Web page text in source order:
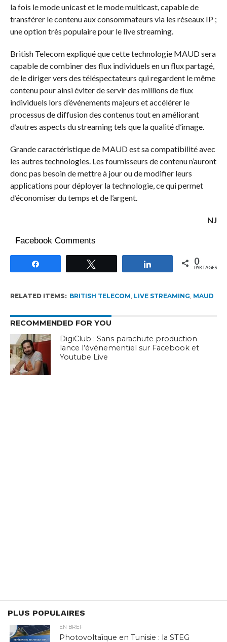
la fois le mode unicast et le mode multicast, capable de
transférer le contenu aux consommateurs via les réseaux IP ;
une option très populaire pour le live streaming.
British Telecom expliqué que cette technologie MAUD sera
capable de combiner des flux individuels en un flux partagé,
de le diriger vers des téléspectateurs qui regardent le même
contenu pour ainsi éviter de servir des millions de flux
individuels lors d’événements majeurs et accélérer le
processus de diffusion des contenus tout en améliorant
d’autres aspects du streaming tels que la qualité d’image.
Grande caractéristique de MAUD est sa compatibilité avec
les autres technologies. Les fournisseurs de contenu n’auront
donc pas besoin de mettre à jour ou de modifier leurs
applications pour déployer la technologie, ce qui permet
d’économiser du temps et de l’argent.
NJ
Facebook Comments
Partagez 0
PARTAGES
RELATED ITEMS: BRITISH TELECOM LIVE STREAMING MAUD
RECOMMENDED FOR YOU
DigiClub : Sans parachute production
lance l’événementiel sur Facebook et
Youtube Live
PLUS POPULAIRES
EN BREF
Photovoltaïque en Tunisie : la STEG